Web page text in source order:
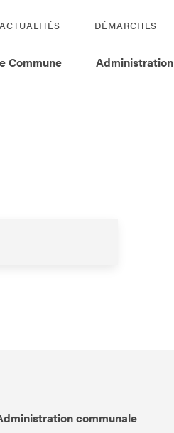
ACTUALITÉS DÉMARCHES
Commune Administration
communale